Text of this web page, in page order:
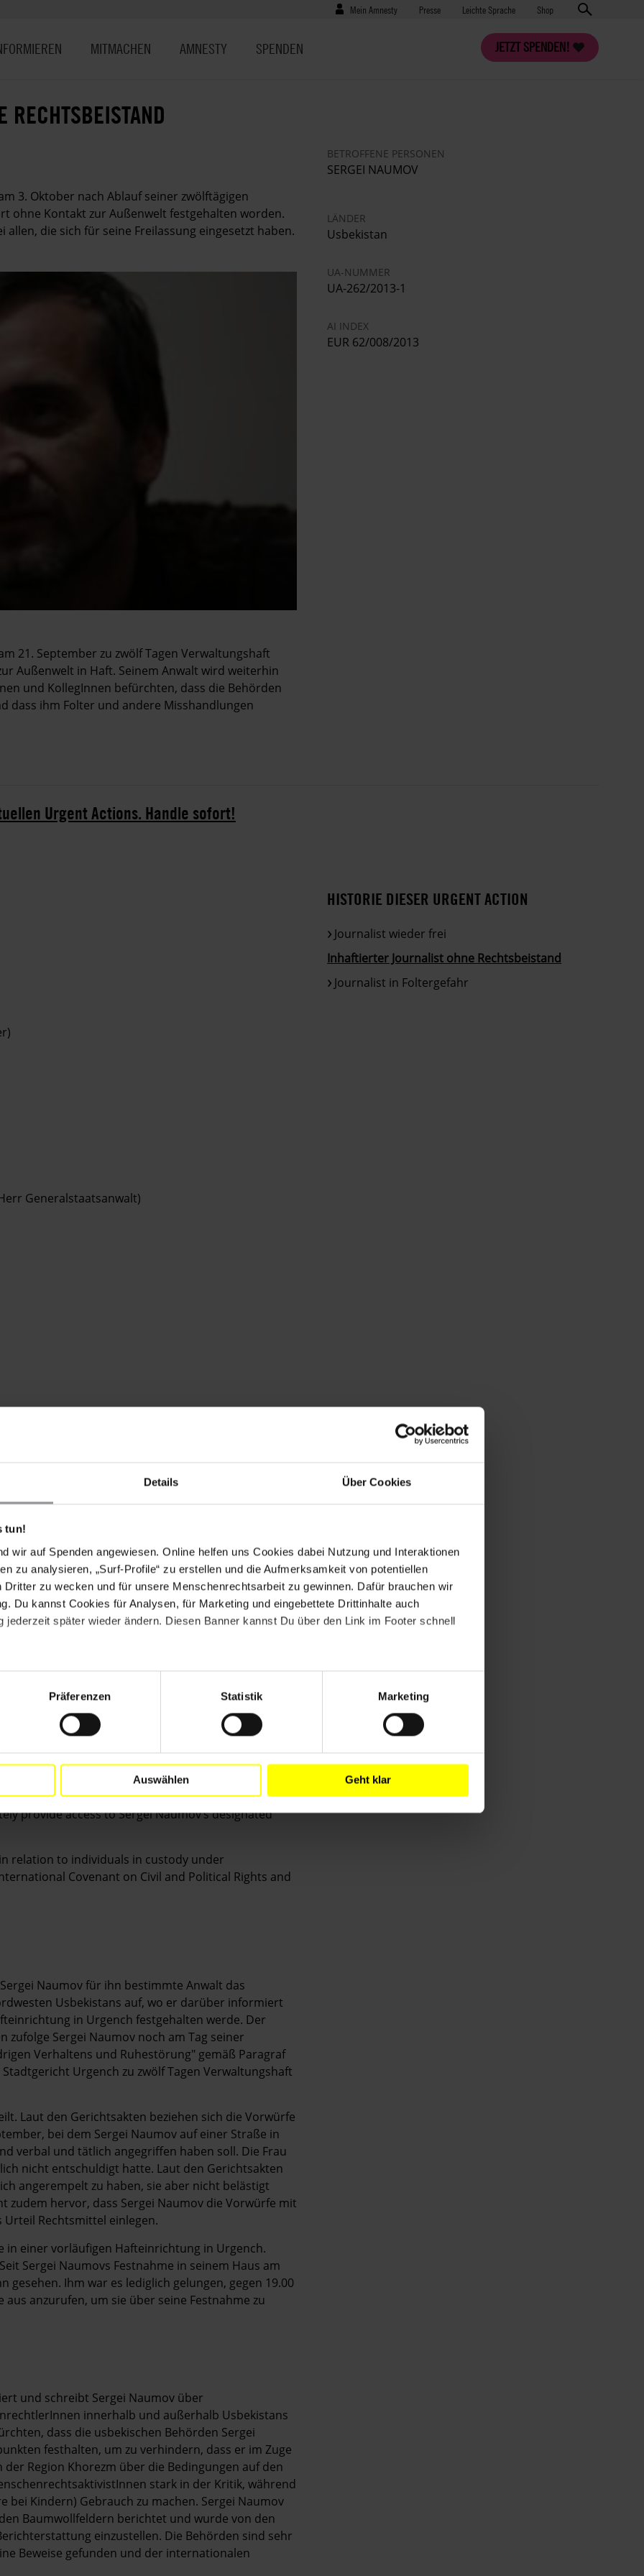
Details Über Cookies
tun!
wir auf Spenden angewiesen. Online helfen uns Cookies dabei Nutzung und Interaktionen
zu analysieren, „Surf-Profile“ zu erstellen und die Aufmerksamkeit von potentiellen
Dritter zu wecken und für unsere Menschenrechtsarbeit zu gewinnen. Dafür brauchen wir
Du kannst Cookies für Analysen, für Marketing und eingebettete Drittinhalte auch
jederzeit später wieder ändern. Diesen Banner kannst Du über den Link im Footer schnell
Präferenzen Statistik Marketing
Auswählen Geht klar
Benutzermenü
Mein Amnesty Presse
Presse Leichte Sprache Shop
JETZT SPENDEN!
MITMACHEN AMNESTY SPENDEN
RECHTSBEISTAND
3. Oktober nach Ablauf seiner zwölftägigen
ohne Kontakt zur Außenwelt festgehalten worden.
die sich für seine Freilassung eingesetzt haben.
21. September zu zwölf Tagen Verwaltungshaft
Außenwelt in Haft. Seinem Anwalt wird weiterhin
und KollegInnen befürchten, dass die Behörden
dass ihm Folter und andere Misshandlungen
BETROFFENE PERSONEN
SERGEI NAUMOV
LÄNDER
Usbekistan
UA-NUMMER
UA-262/2013-1
AI INDEX
EUR 62/008/2013
Urgent Actions. Handle sofort!
Generalstaatsanwalt)
Sie in gutem Kirgisisch, Russisch, Englisch
schnell an Aktualität verlieren können, bitten wir
zu verschicken.
FORDERUNGEN
umgehend Zugang zu seinem Mandanten zu
von Gefangenen an Ihre Verpflichtungen im
erinnern, darunter der Internationale Pakt über
Antifolterkonvention.
provide access to Sergei Naumov’s designated
relation to individuals in custody under
Covenant on Civil and Political Rights and
Naumov für ihn bestimmte Anwalt das
Usbekistans auf, wo er darüber informiert
in Urgench festgehalten werde. Der
Sergei Naumov noch am Tag seiner
Verhaltens und Ruhestörung" gemäß Paragraf
Urgench zu zwölf Tagen Verwaltungshaft
Laut den Gerichtsakten beziehen sich die Vorwürfe
bei dem Sergei Naumov auf einer Straße in
verbal und tätlich angegriffen haben soll. Die Frau
nicht entschuldigt hatte. Laut den Gerichtsakten
angerempelt zu haben, sie aber nicht belästigt
zudem hervor, dass Sergei Naumov die Vorwürfe mit
Urteil Rechtsmittel einlegen.
in einer vorläufigen Hafteinrichtung in Urgench.
Sergei Naumovs Festnahme in seinem Haus am
Ihm war es lediglich gelungen, gegen 19.00
anzurufen, um sie über seine Festnahme zu
und schreibt Sergei Naumov über
innerhalb und außerhalb Usbekistans
dass die usbekischen Behörden Sergei
festhalten, um zu verhindern, dass er im Zuge
Region Khorezm über die Bedingungen auf den
stark in der Kritik, während
Kindern) Gebrauch zu machen. Sergei Naumov
Baumwollfeldern berichtet und wurde von den
einzustellen. Die Behörden sind sehr
Beweise gefunden und der internationalen
HISTORIE DIESER URGENT ACTION
Journalist wieder frei
Inhaftierter Journalist ohne Rechtsbeistand
Journalist in Foltergefahr